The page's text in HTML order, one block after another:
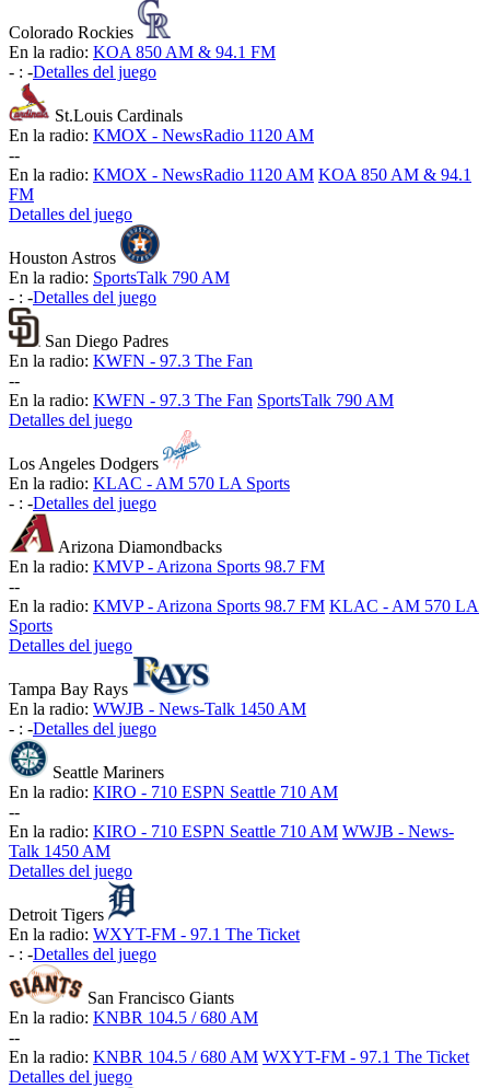
Colorado Rockies
En la radio: KOA 850 AM & 94.1 FM
- : -Detalles del juego
St.Louis Cardinals
En la radio: KMOX - NewsRadio 1120 AM
--
En la radio: KMOX - NewsRadio 1120 AM KOA 850 AM & 94.1
FM
Detalles del juego
Houston Astros
En la radio: SportsTalk 790 AM
- : -Detalles del juego
San Diego Padres
En la radio: KWFN - 97.3 The Fan
--
En la radio: KWFN - 97.3 The Fan SportsTalk 790 AM
Detalles del juego
Los Angeles Dodgers
En la radio: KLAC - AM 570 LA Sports
- : -Detalles del juego
Arizona Diamondbacks
En la radio: KMVP - Arizona Sports 98.7 FM
--
En la radio: KMVP - Arizona Sports 98.7 FM KLAC - AM 570 LA
Sports
Detalles del juego
Tampa Bay Rays
En la radio: WWJB - News-Talk 1450 AM
- : -Detalles del juego
Seattle Mariners
En la radio: KIRO - 710 ESPN Seattle 710 AM
--
En la radio: KIRO - 710 ESPN Seattle 710 AM WWJB - News-
Talk 1450 AM
Detalles del juego
Detroit Tigers
En la radio: WXYT-FM - 97.1 The Ticket
- : -Detalles del juego
San Francisco Giants
En la radio: KNBR 104.5 / 680 AM
--
En la radio: KNBR 104.5 / 680 AM WXYT-FM - 97.1 The Ticket
Detalles del juego